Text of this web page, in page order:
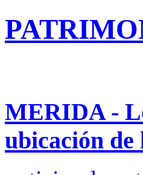
MERIDA -
ubicación de